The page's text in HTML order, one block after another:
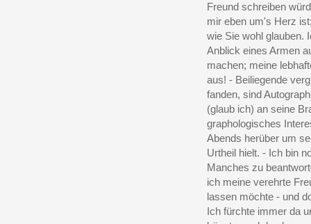
Freund schreiben
mir eben um's Herz
wie Sie wohl glauben.
Anblick eines Armen
machen; meine
aus! - Beiliegende
fanden, sind
(glaub ich) an seine
graphologisches
Abends herüber um
Urtheil hielt. - Ich bin
Manches zu
ich meine verehrte
lassen möchte - und
Ich fürchte immer da